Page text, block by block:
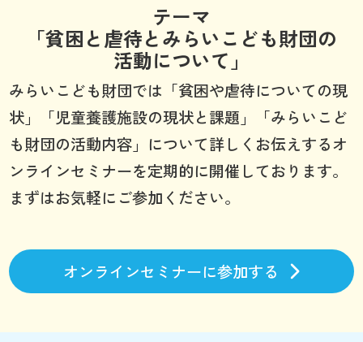
テーマ
「貧困と虐待とみらいこども財団の
活動について」
みらいこども財団では「貧困や虐待についての現
状」「児童養護施設の現状と課題」「みらいこど
も財団の活動内容」について詳しくお伝えするオ
ンラインセミナーを定期的に開催しております。
まずはお気軽にご参加ください。
オンラインセミナーに参加する